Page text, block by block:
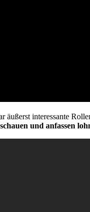
äußerst interessante
und anfassen